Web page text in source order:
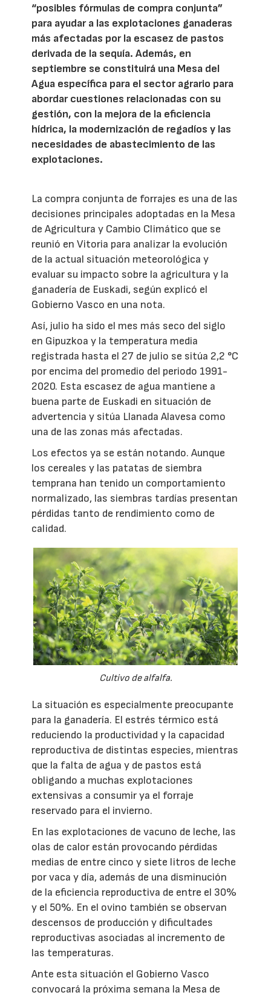
“posibles fórmulas de compra conjunta”
para ayudar a las explotaciones ganaderas
más afectadas por la escasez de pastos
derivada de la sequía. Además, en
septiembre se constituirá una Mesa del
Agua específica para el sector agrario para
abordar cuestiones relacionadas con su
gestión, con la mejora de la eficiencia
hídrica, la modernización de regadíos y las
necesidades de abastecimiento de las
explotaciones.
La compra conjunta de forrajes es una de las
decisiones principales adoptadas en la Mesa
de Agricultura y Cambio Climático que se
reunió en Vitoria para analizar la evolución
de la actual situación meteorológica y
evaluar su impacto sobre la agricultura y la
ganadería de Euskadi, según explicó el
Gobierno Vasco en una nota.
Así, julio ha sido el mes más seco del siglo
en Gipuzkoa y la temperatura media
registrada hasta el 27 de julio se sitúa 2,2 °C
por encima del promedio del periodo 1991-
2020. Esta escasez de agua mantiene a
buena parte de Euskadi en situación de
advertencia y sitúa Llanada Alavesa como
una de las zonas más afectadas.
Los efectos ya se están notando. Aunque
los cereales y las patatas de siembra
temprana han tenido un comportamiento
normalizado, las siembras tardías presentan
pérdidas tanto de rendimiento como de
calidad.
Cultivo de alfalfa.
La situación es especialmente preocupante
para la ganadería. El estrés térmico está
reduciendo la productividad y la capacidad
reproductiva de distintas especies, mientras
que la falta de agua y de pastos está
obligando a muchas explotaciones
extensivas a consumir ya el forraje
reservado para el invierno.
En las explotaciones de vacuno de leche, las
olas de calor están provocando pérdidas
medias de entre cinco y siete litros de leche
por vaca y día, además de una disminución
de la eficiencia reproductiva de entre el 30%
y el 50%. En el ovino también se observan
descensos de producción y dificultades
reproductivas asociadas al incremento de
las temperaturas.
Ante esta situación el Gobierno Vasco
convocará la próxima semana la Mesa de